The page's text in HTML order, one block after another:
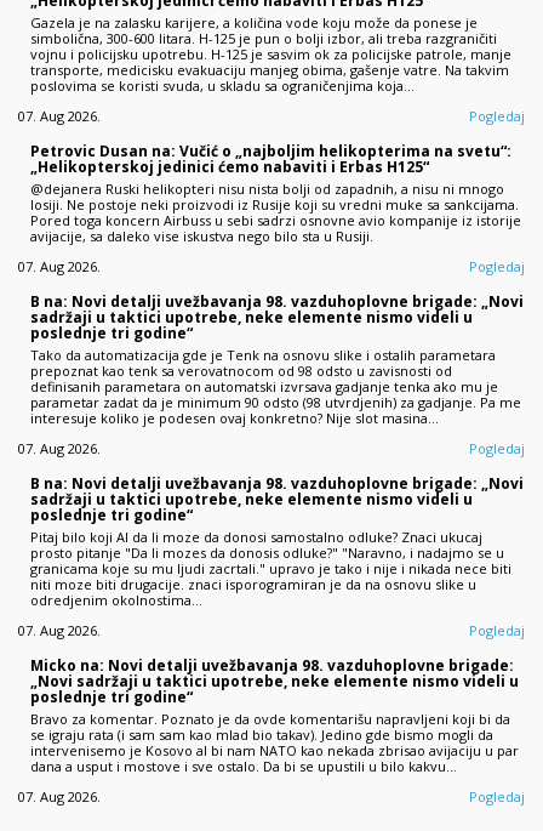
Gazela je na zalasku karijere, a količina vode koju može da ponese je
simbolična, 300-600 litara. H-125 je pun o bolji izbor, ali treba razgraničiti
vojnu i policijsku upotrebu. H-125 je sasvim ok za policijske patrole, manje
transporte, medicisku evakuaciju manjeg obima, gašenje vatre. Na takvim
poslovima se koristi svuda, u skladu sa ograničenjima koja…
07. Aug 2026.
Pogledaj
Petrovic Dusan na: Vučić o „najboljim helikopterima na svetu“:
„Helikopterskoj jedinici ćemo nabaviti i Erbas H125“
@dejanera Ruski helikopteri nisu nista bolji od zapadnih, a nisu ni mnogo
losiji. Ne postoje neki proizvodi iz Rusije koji su vredni muke sa sankcijama.
Pored toga koncern Airbuss u sebi sadrzi osnovne avio kompanije iz istorije
avijacije, sa daleko vise iskustva nego bilo sta u Rusiji.
07. Aug 2026.
Pogledaj
B na: Novi detalji uvežbavanja 98. vazduhoplovne brigade: „Novi
sadržaji u taktici upotrebe, neke elemente nismo videli u
poslednje tri godine“
Tako da automatizacija gde je Tenk na osnovu slike i ostalih parametara
prepoznat kao tenk sa verovatnocom od 98 odsto u zavisnosti od
definisanih parametara on automatski izvrsava gadjanje tenka ako mu je
parametar zadat da je minimum 90 odsto (98 utvrdjenih) za gadjanje. Pa me
interesuje koliko je podesen ovaj konkretno? Nije slot masina…
07. Aug 2026.
Pogledaj
B na: Novi detalji uvežbavanja 98. vazduhoplovne brigade: „Novi
sadržaji u taktici upotrebe, neke elemente nismo videli u
poslednje tri godine“
Pitaj bilo koji AI da li moze da donosi samostalno odluke? Znaci ukucaj
prosto pitanje "Da li mozes da donosis odluke?" "Naravno, i nadajmo se u
granicama koje su mu ljudi zacrtali." upravo je tako i nije i nikada nece biti
niti moze biti drugacije. znaci isporogramiran je da na osnovu slike u
odredjenim okolnostima…
07. Aug 2026.
Pogledaj
Micko na: Novi detalji uvežbavanja 98. vazduhoplovne brigade:
„Novi sadržaji u taktici upotrebe, neke elemente nismo videli u
poslednje tri godine“
Bravo za komentar. Poznato je da ovde komentarišu napravljeni koji bi da
se igraju rata (i sam sam kao mlad bio takav). Jedino gde bismo mogli da
intervenisemo je Kosovo al bi nam NATO kao nekada zbrisao avijaciju u par
dana a usput i mostove i sve ostalo. Da bi se upustili u bilo kakvu…
07. Aug 2026.
Pogledaj